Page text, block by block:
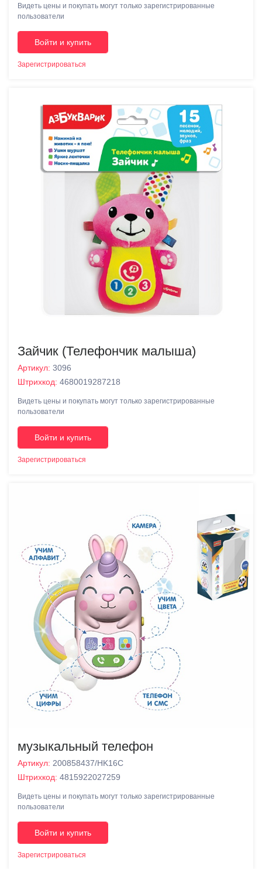
Видеть цены и покупать могут только зарегистрированные
пользователи
Войти и купить
Зарегистрироваться
Зайчик (Телефончик малыша)
Артикул: 3096
Штрихкод: 4680019287218
Видеть цены и покупать могут только зарегистрированные
пользователи
Войти и купить
Зарегистрироваться
музыкальный телефон
Артикул: 200858437/HK16C
Штрихкод: 4815922027259
Видеть цены и покупать могут только зарегистрированные
пользователи
Войти и купить
Зарегистрироваться